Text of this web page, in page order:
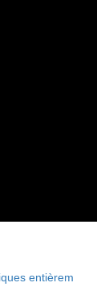
entièrem